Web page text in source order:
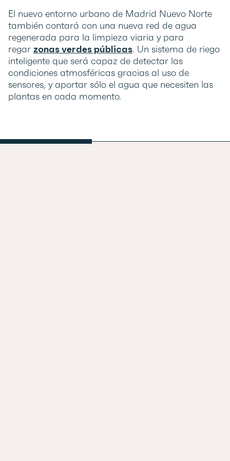
El nuevo entorno urbano de Madrid Nuevo Norte
también contará con una nueva red de agua
regenerada para la limpieza viaria y para
regar zonas verdes públicas. Un sistema de riego
inteligente que será capaz de detectar las
condiciones atmosféricas gracias al uso de
sensores, y aportar sólo el agua que necesiten las
plantas en cada momento.